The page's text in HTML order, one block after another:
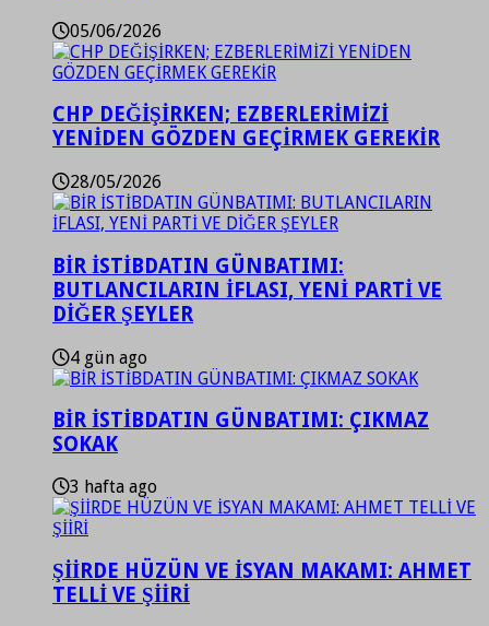
05/06/2026
CHP DEĞİŞİRKEN; EZBERLERİMİZİ
YENİDEN GÖZDEN GEÇİRMEK GEREKİR
28/05/2026
BİR İSTİBDATIN GÜNBATIMI:
BUTLANCILARIN İFLASI, YENİ PARTİ VE
DİĞER ŞEYLER
4 gün ago
BİR İSTİBDATIN GÜNBATIMI: ÇIKMAZ
SOKAK
3 hafta ago
ŞİİRDE HÜZÜN VE İSYAN MAKAMI: AHMET
TELLİ VE ŞİİRİ